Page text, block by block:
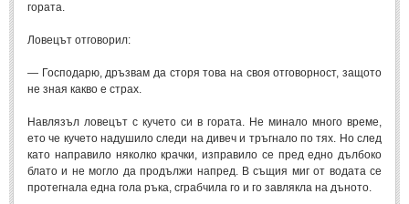
Приказки на народите
МИТОВЕ И ЛЕГЕНДИ
България (45)
Гърция (1)
Италия
гората.
Ловецът отговорил:
— Господарю, дръзвам да сторя това на своя отговорност, защото
не зная какво е страх.
Навлязъл ловецът с кучето си в гората. Не минало много време,
ето че кучето надушило следи на дивеч и тръгнало по тях. Но след
като направило няколко крачки, изправило се пред едно дълбоко
блато и не могло да продължи напред. В същия миг от водата се
протегнала една гола ръка, сграбчила го и го завлякла на дъното.